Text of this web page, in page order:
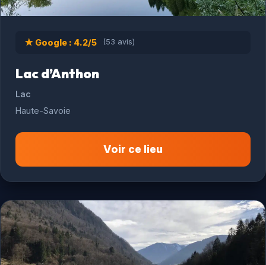
★ Google : 4.2/5 (53 avis)
Lac d’Anthon
Lac
Haute-Savoie
Voir ce lieu